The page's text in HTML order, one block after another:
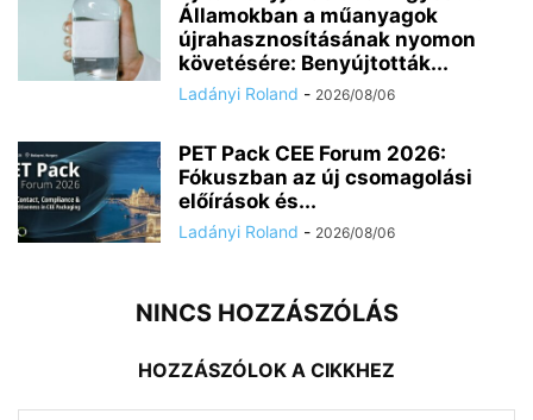
Államokban a műanyagok
újrahasznosításának nyomon
követésére: Benyújtották...
Ladányi Roland - 2026/08/06
PET Pack CEE Forum 2026:
Fókuszban az új csomagolási
előírások és...
Ladányi Roland - 2026/08/06
NINCS HOZZÁSZÓLÁS
HOZZÁSZÓLOK A CIKKHEZ